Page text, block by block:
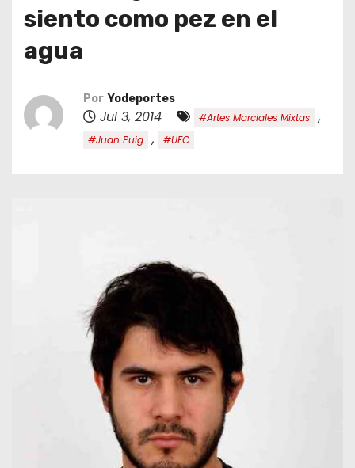
siento como pez en el
agua
Por Yodeportes
Jul 3, 2014 #Artes Marciales Mixtas ,
#Juan Puig , #UFC